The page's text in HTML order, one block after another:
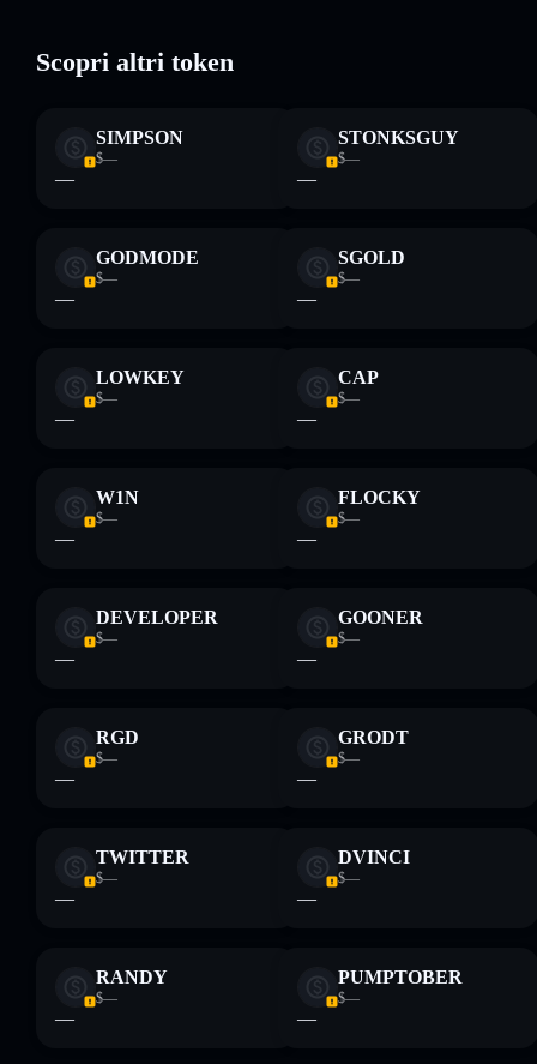
formativi e non costituiscono una consulenza finanziaria.
Informati sempre autonomamente. Dati forniti da
rugcheck.xyz.
Scopri altri token
SIMPSON
$—
—
STONKSGUY
$—
—
GODMODE
$—
—
SGOLD
$—
—
LOWKEY
$—
—
CAP
$—
—
W1N
$—
—
FLOCKY
$—
—
DEVELOPER
$—
—
GOONER
$—
—
RGD
$—
—
GRODT
$—
—
TWITTER
$—
—
DVINCI
$—
—
RANDY
$—
—
PUMPTOBER
$—
—